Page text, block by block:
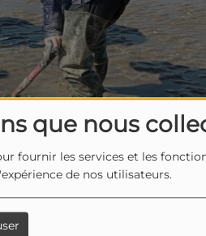
que nous
fournir les services et les
de nos utilisateurs.